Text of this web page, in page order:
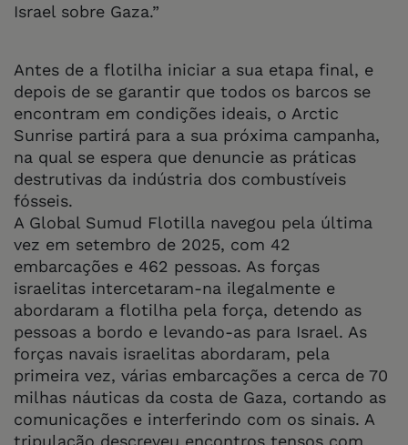
Israel sobre Gaza.”
Antes de a flotilha iniciar a sua etapa final, e
depois de se garantir que todos os barcos se
encontram em condições ideais, o Arctic
Sunrise partirá para a sua próxima campanha,
na qual se espera que denuncie as práticas
destrutivas da indústria dos combustíveis
fósseis.
A Global Sumud Flotilla navegou pela última
vez em setembro de 2025, com 42
embarcações e 462 pessoas. As forças
israelitas intercetaram-na ilegalmente e
abordaram a flotilha pela força, detendo as
pessoas a bordo e levando-as para Israel. As
forças navais israelitas abordaram, pela
primeira vez, várias embarcações a cerca de 70
milhas náuticas da costa de Gaza, cortando as
comunicações e interferindo com os sinais. A
tripulação descreveu encontros tensos com